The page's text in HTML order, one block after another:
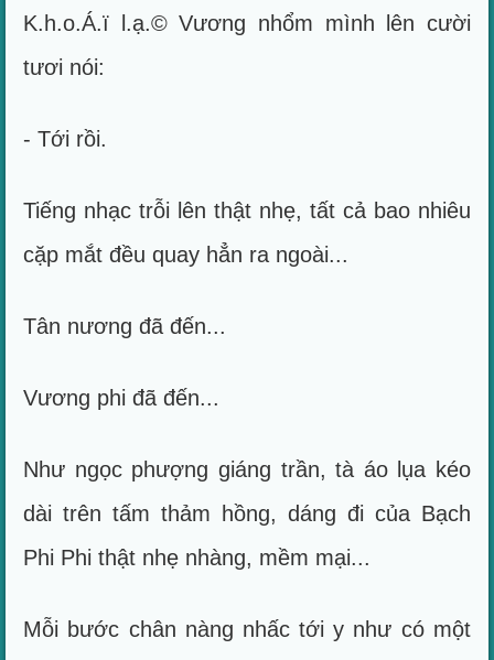
K.h.o.Á.ï l.ạ.© Vương nhổm mình lên cười
tươi nói:
- Tới rồi.
Tiếng nhạc trỗi lên thật nhẹ, tất cả bao nhiêu
cặp mắt đều quay hẳn ra ngoài...
Tân nương đã đến...
Vương phi đã đến...
Như ngọc phượng giáng trần, tà áo lụa kéo
dài trên tấm thảm hồng, dáng đi của Bạch
Phi Phi thật nhẹ nhàng, mềm mại...
Mỗi bước chân nàng nhấc tới y như có một